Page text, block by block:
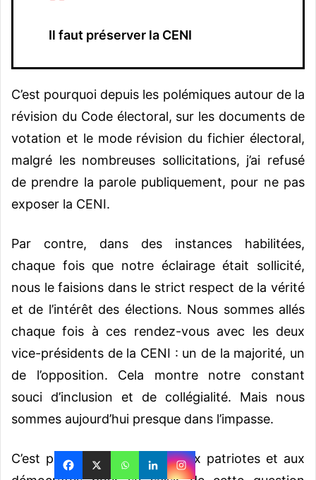
Il faut préserver la CENI
C’est pourquoi depuis les polémiques autour de la
révision du Code électoral, sur les documents de
votation et le mode révision du fichier électoral,
malgré les nombreuses sollicitations, j’ai refusé
de prendre la parole publiquement, pour ne pas
exposer la CENI.
Par contre, dans des instances habilitées,
chaque fois que notre éclairage était sollicité,
nous le faisions dans le strict respect de la vérité
et de l’intérêt des élections. Nous sommes allés
chaque fois à ces rendez-vous avec les deux
vice-présidents de la CENI : un de la majorité, un
de l’opposition. Cela montre notre constant
souci d’inclusion et de collégialité. Mais nous
sommes aujourd’hui presque dans l’impasse.
C’est pourquoi, j’en appelle aux patriotes et aux